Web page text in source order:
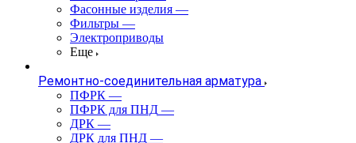
Фасонные изделия —
Фильтры —
Электроприводы
Еще
Ремонтно-соединительная арматура
ПФРК —
ПФРК для ПНД —
ДРК —
ДРК для ПНД —